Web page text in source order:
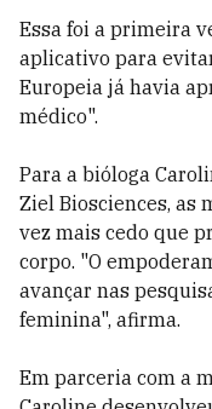
Essa foi a primeira
aplicativo para
Europeia já havia
médico".
Para a bióloga
Ziel Biosciences, as
vez mais cedo que
corpo. "O
avançar nas
feminina", afirma.
Em parceria com a